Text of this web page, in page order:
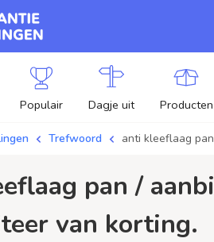
Populair Dagje uit Producten
Trefwoord anti kleeflaag pan
van korting.